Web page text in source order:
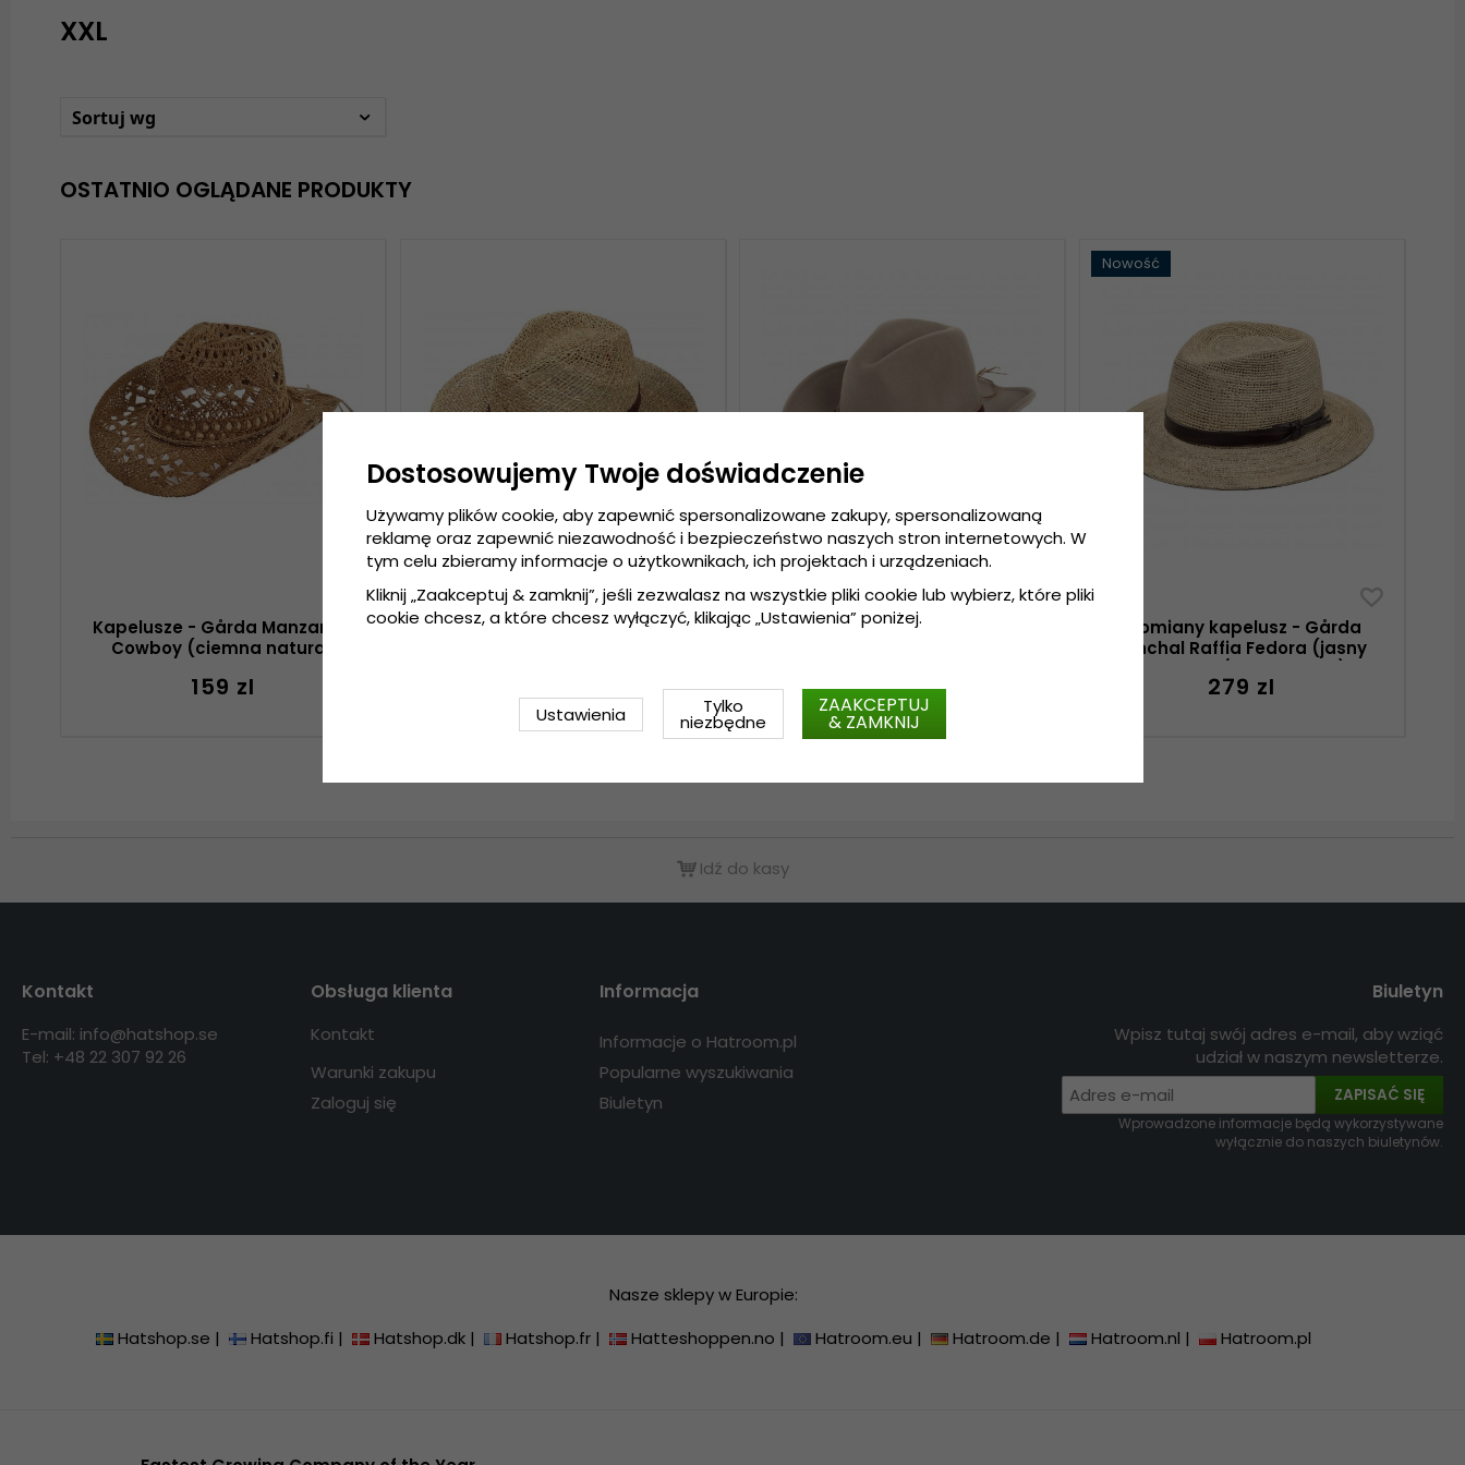
XXL
Sortuj wg
OSTATNIO OGLĄDANE PRODUKTY
Kapelusze - Gårda Manzanillo
Cowboy (ciemna natura)
159 zl
Kapelusze - Gårda Arese
Kapelusze - Gårda Toquerville
399 zl
Nowość
Słomiany kapelusz - Gårda
Funchal Raffia Fedora (jasny
naturalny/ciemny brąz)
279 zl
Idź do kasy
Kontakt
E-mail: info@hatshop.se
Tel: +48 22 307 92 26
Obsługa klienta
Kontakt
Warunki zakupu
Zaloguj się
Informacja
Informacje o Hatroom.pl
Popularne wyszukiwania
Biuletyn
Biuletyn
Wpisz tutaj swój adres e-mail, aby wziąć
udział w naszym newsletterze.
ZAPISAĆ SIĘ
Wprowadzone informacje będą wykorzystywane
wyłącznie do naszych biuletynów.
Nasze sklepy w Europie:
Hatshop.se | Hatshop.fi | Hatshop.dk | Hatshop.fr | Hatteshoppen.no | Hatroom.eu | Hatroom.de | Hatroom.nl | Hatroom.pl
Dostosowujemy Twoje doświadczenie
Używamy plików cookie, aby zapewnić spersonalizowane zakupy, spersonalizowaną
reklamę oraz zapewnić niezawodność i bezpieczeństwo naszych stron internetowych. W
tym celu zbieramy informacje o użytkownikach, ich projektach i urządzeniach.
Kliknij „Zaakceptuj & zamknij”, jeśli zezwalasz na wszystkie pliki cookie lub wybierz, które pliki
cookie chcesz, a które chcesz wyłączyć, klikając „Ustawienia” poniżej.
Ustawienia Tylko
niezbędne
ZAAKCEPTUJ
& ZAMKNIJ